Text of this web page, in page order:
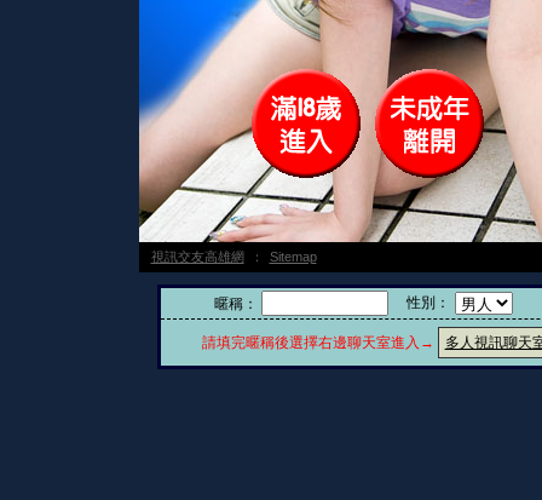
視訊交友高雄網 ： Sitemap
暱稱： 性別：
請填完暱稱後選擇右邊聊天室進入→ 多人視訊聊天